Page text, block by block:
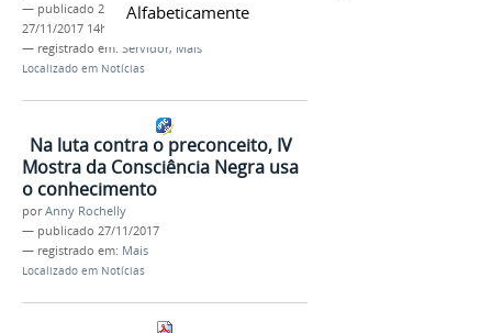
Alfabeticamente
— publicado 24/11/2017—última modificação
27/11/2017 14h34
— registrado em: Servidor, Mais
Localizado em Notícias
Na luta contra o preconceito, IV
Mostra da Consciência Negra usa
o conhecimento
porAnny Rochelly
— publicado 27/11/2017
— registrado em: Mais
Localizado em Notícias